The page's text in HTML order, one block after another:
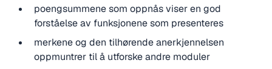
poengsummene som oppnås viser en god
forståelse av funksjonene som presenteres
merkene og den tilhørende anerkjennelsen
oppmuntrer til å utforske andre moduler